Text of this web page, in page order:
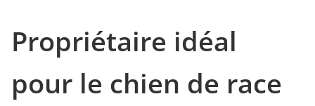
Propriétaire idéal
pour le chien de race